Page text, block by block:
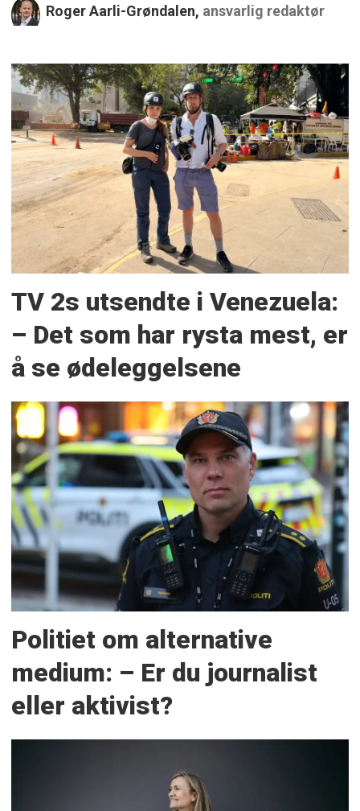
Roger Aarli-Grøndalen, ansvarlig redaktør
TV 2s utsendte i Venezuela:
– Det som har rysta mest, er
å se ødeleggelsene
Politiet om alternative
medium: – Er du journalist
eller aktivist?